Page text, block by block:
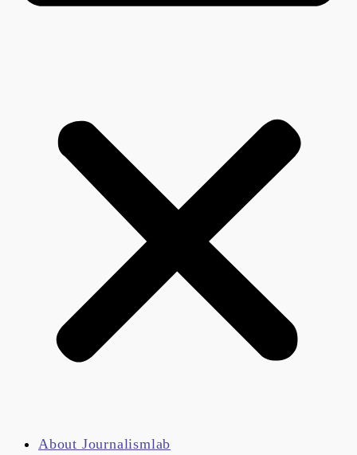
About Journalismlab